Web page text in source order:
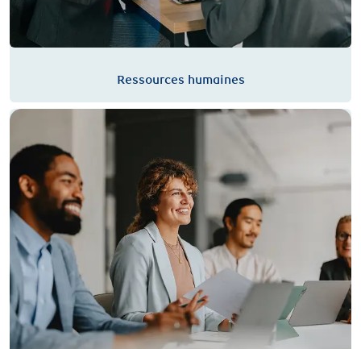
Ressources humaines
Gestion des risques du Groupe